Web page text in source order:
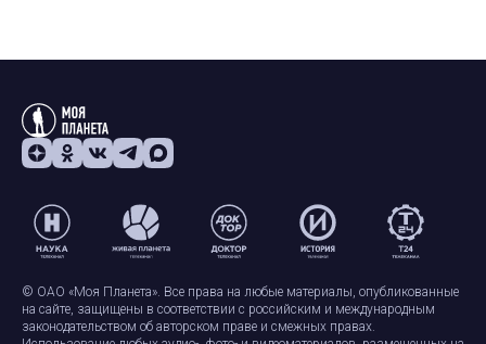
© ОАО «Моя Планета». Все права на любые материалы, опубликованные
на сайте, защищены в соответствии с российским и международным
законодательством об авторском праве и смежных правах.